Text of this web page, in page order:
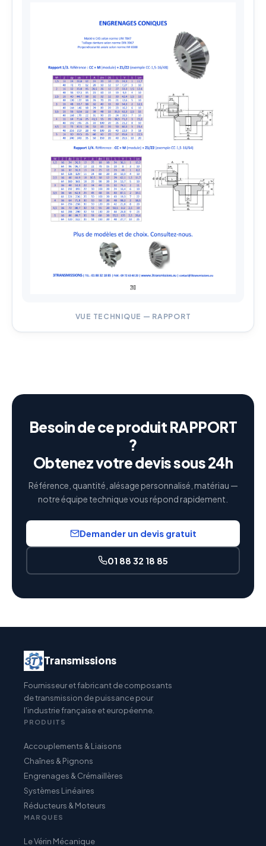
VUE TECHNIQUE — RAPPORT
Besoin de ce produit RAPPORT
?
Obtenez votre devis sous 24h
Référence, quantité, alésage personnalisé, matériau —
notre équipe technique vous répond rapidement.
Demander un devis gratuit
01 88 32 18 85
Transmissions
Fournisseur et fabricant de composants
de transmission de puissance pour
l'industrie française et européenne.
PRODUITS
Accouplements & Liaisons
Chaînes & Pignons
Engrenages & Crémaillères
Systèmes Linéaires
Réducteurs & Moteurs
MARQUES
Le Vérin Mécanique